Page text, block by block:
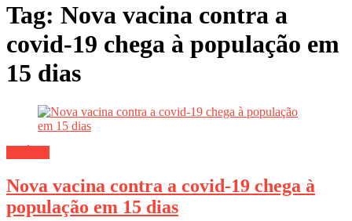
Tag: Nova vacina contra a
covid-19 chega à população em
15 dias
Nova vacina contra a covid-19 chega à
população em 15 dias